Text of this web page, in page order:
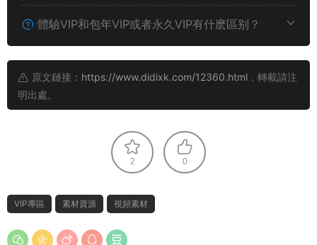
體驗VIP和包年VIP或者永久VIP有什麽區别？
原文鏈接： https://www.didixk.com/12360.html ，轉載請注
明出處。
2 0
VIP專區 素材資源 視頻素材